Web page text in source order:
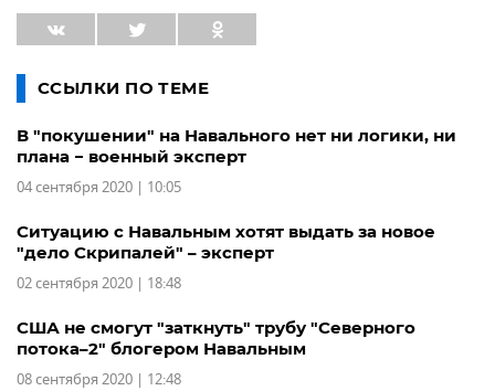
ССЫЛКИ ПО ТЕМЕ
В "покушении" на Навального нет ни логики, ни
плана − военный эксперт
04 сентября 2020 | 10:05
Ситуацию с Навальным хотят выдать за новое
"дело Скрипалей" – эксперт
02 сентября 2020 | 18:48
США не смогут "заткнуть" трубу "Северного
потока–2" блогером Навальным
08 сентября 2020 | 12:48